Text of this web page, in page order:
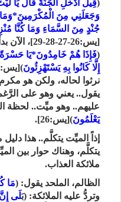
(قِيلَ ادْخُلِ الْجَنَّةَ قَالَ يَا
وَجَعَلَنِي مِنَ
جُنْدٍ مِنَ السَّمَاءِ وَمَا كُنَّا
[يس:26-27-
(فَإِذَا هُمْ خَامِدُونَ*يَا حَسْرَةً
إِلَّا كَانُوا بِهِ يَسْتَهْزِئُونَ
نرثوا لحاله، ولكن هو
يقول.. يعني وهو على
عليهم.. وهو ميِّت.. لحظة
يَعْلَمُونَ)[يس:26].
إذاً الميِّت يتكلَّم.. هذا
يتكلَّم، وهناك حوار بين
ملائكة العذاب.
الظالم، الملحد يقول: (مَا
وتردُّ عليه الملائكة: (بَلَى إِنَّ